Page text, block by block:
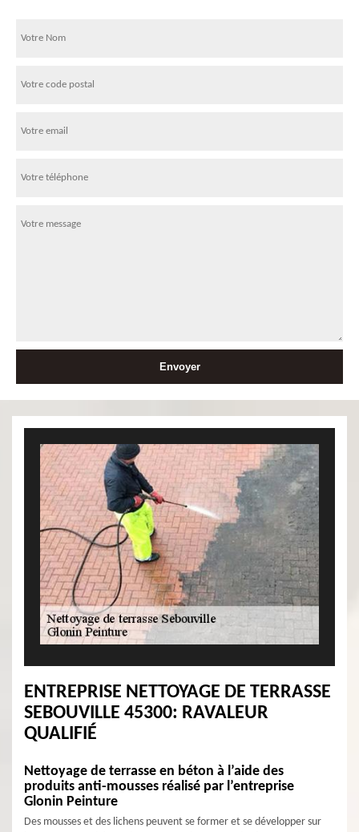
ENTREPRISE NETTOYAGE DE TERRASSE
SEBOUVILLE 45300: RAVALEUR
QUALIFIÉ
Nettoyage de terrasse en béton à l’aide des
produits anti-mousses réalisé par l’entreprise
Glonin Peinture
Des mousses et des lichens peuvent se former et se développer sur